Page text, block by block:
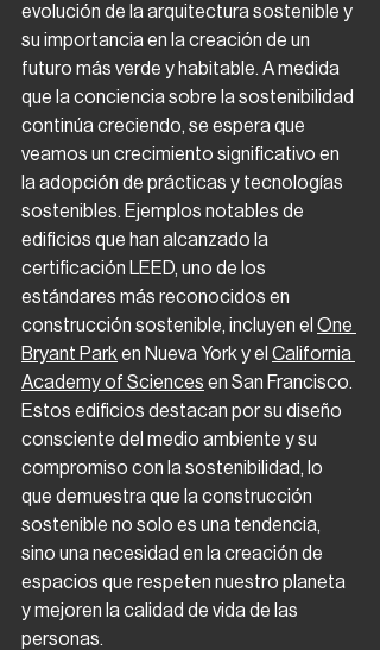
evolución de la arquitectura sostenible y
su importancia en la creación de un
futuro más verde y habitable. A medida
que la conciencia sobre la sostenibilidad
continúa creciendo, se espera que
veamos un crecimiento significativo en
la adopción de prácticas y tecnologías
sostenibles. Ejemplos notables de
edificios que han alcanzado la
certificación LEED, uno de los
estándares más reconocidos en
construcción sostenible, incluyen el One
Bryant Park en Nueva York y el California
Academy of Sciences en San Francisco.
Estos edificios destacan por su diseño
consciente del medio ambiente y su
compromiso con la sostenibilidad, lo
que demuestra que la construcción
sostenible no solo es una tendencia,
sino una necesidad en la creación de
espacios que respeten nuestro planeta
y mejoren la calidad de vida de las
personas.